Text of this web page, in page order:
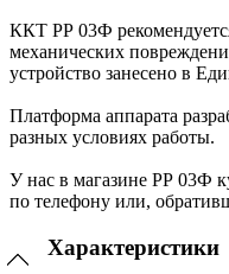
ККТ РР 03Ф
механических
устройство занесено в
Платформа аппарата
разных условиях работы.
У нас в магазине РР 03Ф
по телефону или,
Характеристики